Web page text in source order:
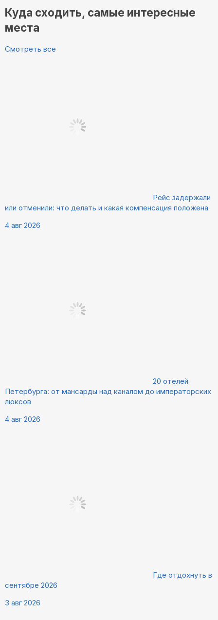
Куда сходить, самые интересные
места
Смотреть все
Рейс задержали
или отменили: что делать и какая компенсация положена
4 авг 2026
20 отелей
Петербурга: от мансарды над каналом до императорских
люксов
4 авг 2026
Где отдохнуть в
сентябре 2026
3 авг 2026